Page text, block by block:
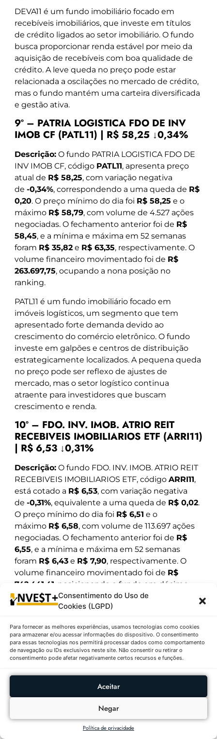
Consentimento do Uso de
Cookies (LGPD)
Para fornecer as melhores experiências, usamos tecnologias como cookies
para armazenar e/ou acessar informações do dispositivo. O consentimento
para essas tecnologias nos permitirá processar dados como comportamento
de navegação ou IDs exclusivos neste site. Não consentir ou retirar o
consentimento pode afetar negativamente certos recursos e funções.
Aceitar
Negar
Política de privacidade
DEVA11 é um fundo imobiliário focado em
recebíveis imobiliários, que investe em títulos
de crédito ligados ao setor imobiliário. O fundo
busca proporcionar renda estável por meio da
aquisição de recebíveis com boa qualidade de
crédito. A leve queda no preço pode estar
relacionada a oscilações no mercado de crédito,
mas o fundo mantém uma carteira diversificada
e gestão ativa.
9º – PATRIA LOGISTICA FDO DE INV
IMOB CF (PATL11) | R$ 58,25 ↓0,34%
Descrição: O fundo PATRIA LOGISTICA FDO DE
INV IMOB CF, código PATL11, apresenta preço
atual de R$ 58,25, com variação negativa
de -0,34%, correspondendo a uma queda de R$
0,20. O preço mínimo do dia foi R$ 58,25 e o
máximo R$ 58,79, com volume de 4.527 ações
negociadas. O fechamento anterior foi de R$
58,45, e a mínima e máxima em 52 semanas
foram R$ 35,82 e R$ 63,35, respectivamente. O
volume financeiro movimentado foi de R$
263.697,75, ocupando a nona posição no
ranking.
PATL11 é um fundo imobiliário focado em
imóveis logísticos, um segmento que tem
apresentado forte demanda devido ao
crescimento do comércio eletrônico. O fundo
investe em galpões e centros de distribuição
estrategicamente localizados. A pequena queda
no preço pode ser reflexo de ajustes de
mercado, mas o setor logístico continua
atraente para investidores que buscam
crescimento e renda.
10º – FDO. INV. IMOB. ATRIO REIT
RECEBIVEIS IMOBILIARIOS ETF (ARRI11)
| R$ 6,53 ↓0,31%
Descrição: O fundo FDO. INV. IMOB. ATRIO REIT
RECEBIVEIS IMOBILIARIOS ETF, código ARRI11,
está cotado a R$ 6,53, com variação negativa
de -0,31%, equivalente a uma queda de R$ 0,02.
O preço mínimo do dia foi R$ 6,51 e o
máximo R$ 6,58, com volume de 113.697 ações
negociadas. O fechamento anterior foi de R$
6,55, e a mínima e máxima em 52 semanas
foram R$ 6,43 e R$ 7,90, respectivamente. O
volume financeiro movimentado foi de R$
742.441,41 , posicionando o fundo em décimo
lugar no ranking.
investe em recebíveis imobiliários, oferecendo
exposição ao mercado de crédito imobiliário
com diversificação e liquidez. O fundo é gerido
pela Átrio REIT, que tem foco em ativos de
qualidade e gestão eficiente. A leve queda no
preço pode ser atribuída a oscilações de curto
prazo, mas o fundo mantém fundamentos
sólidos e boa diversificação em sua carteira.